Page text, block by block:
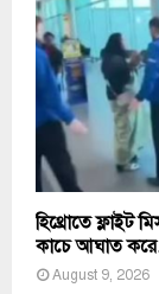
হিথ্রোতে ফ্লাইট
কাচে আঘাত
August 9, 2026